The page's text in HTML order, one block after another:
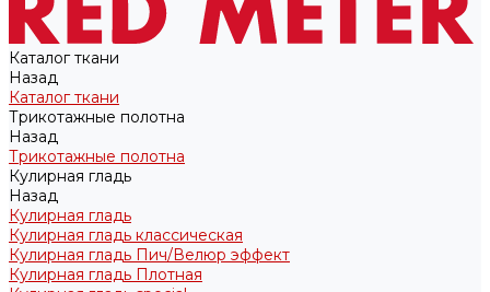
Каталог ткани
Назад
Каталог ткани
Трикотажные полотна
Назад
Трикотажные полотна
Кулирная гладь
Назад
Кулирная гладь
Кулирная гладь классическая
Кулирная гладь Пич/Велюр эффект
Кулирная гладь Плотная